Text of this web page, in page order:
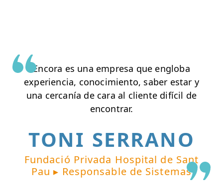
Encora es una empresa que engloba
experiencia, conocimiento, saber estar y
una cercanía de cara al cliente difícil de
encontrar.
TONI SERRANO
Fundació Privada Hospital de Sant
Pau ▸ Responsable de Sistemas